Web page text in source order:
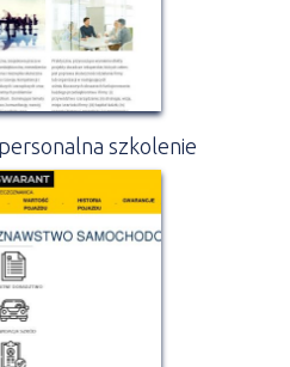
szkolenie